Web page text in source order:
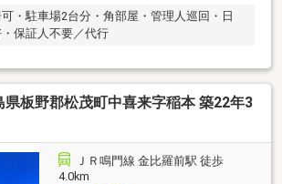
可・駐車場2台分・角部屋・管理人巡回・日
保証人不要／代行
県板野郡松茂町中喜来字稲本 築22年3
ＪＲ鳴門線 金比羅前駅 徒歩
4.0km